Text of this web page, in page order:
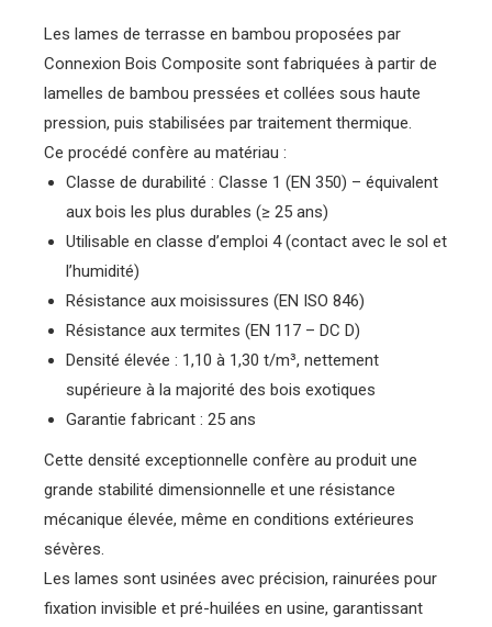
Les lames de terrasse en bambou proposées par
Connexion Bois Composite sont fabriquées à partir de
lamelles de bambou pressées et collées sous haute
pression, puis stabilisées par traitement thermique.
Ce procédé confère au matériau :
Classe de durabilité : Classe 1 (EN 350) – équivalent
aux bois les plus durables (≥ 25 ans)
Utilisable en classe d’emploi 4 (contact avec le sol et
l’humidité)
Résistance aux moisissures (EN ISO 846)
Résistance aux termites (EN 117 – DC D)
Densité élevée : 1,10 à 1,30 t/m³, nettement
supérieure à la majorité des bois exotiques
Garantie fabricant : 25 ans
Cette densité exceptionnelle confère au produit une
grande stabilité dimensionnelle et une résistance
mécanique élevée, même en conditions extérieures
sévères.
Les lames sont usinées avec précision, rainurées pour
fixation invisible et pré-huilées en usine, garantissant